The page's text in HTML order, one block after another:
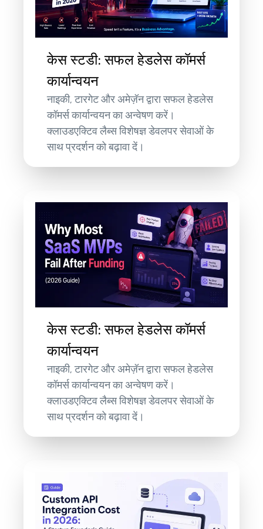
केस स्टडी: सफल हेडलेस कॉमर्स
कार्यान्वयन
नाइकी, टारगेट और अमेज़ॅन द्वारा सफल हेडलेस
कॉमर्स कार्यान्वयन का अन्वेषण करें।
क्लाउडएक्टिव लैब्स विशेषज्ञ डेवलपर सेवाओं के
साथ प्रदर्शन को बढ़ावा दें।
केस स्टडी: सफल हेडलेस कॉमर्स
कार्यान्वयन
नाइकी, टारगेट और अमेज़ॅन द्वारा सफल हेडलेस
कॉमर्स कार्यान्वयन का अन्वेषण करें।
क्लाउडएक्टिव लैब्स विशेषज्ञ डेवलपर सेवाओं के
साथ प्रदर्शन को बढ़ावा दें।